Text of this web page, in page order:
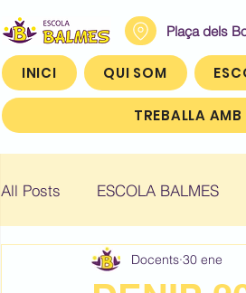
Plaça dels
INICI QUI SOM
TREBALLA
All Posts ESCOLA BALMES
Històric: Infantil 4Docents 30 ene